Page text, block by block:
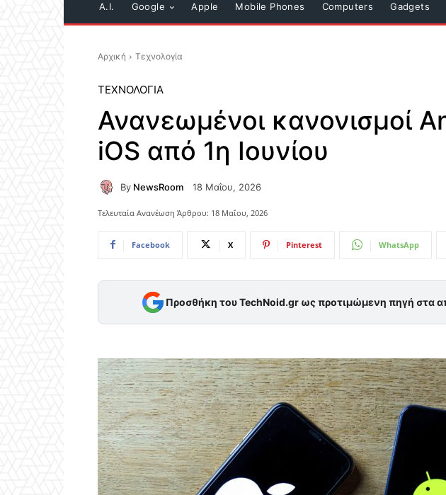
A.I. Google Apple Mobile Phones Computers Gadgets
Αρχική Τεχνολογία
ΤΕΧΝΟΛΟΓΊΑ
Ανανεωμένοι κανονισμοί
iOS από 1η Ιουνίου
By NewsRoom 18 Μαΐου, 2026
Τελευταία Ανανέωση Άρθρου: 18 Μαΐου, 2026
Facebook X Pinterest WhatsApp
Προσθήκη του TechNoid.gr ως προτιμώμενη πηγή στα